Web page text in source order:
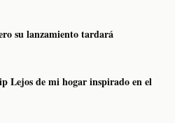
su lanzamiento tardará
Lejos de mi hogar inspirado en el